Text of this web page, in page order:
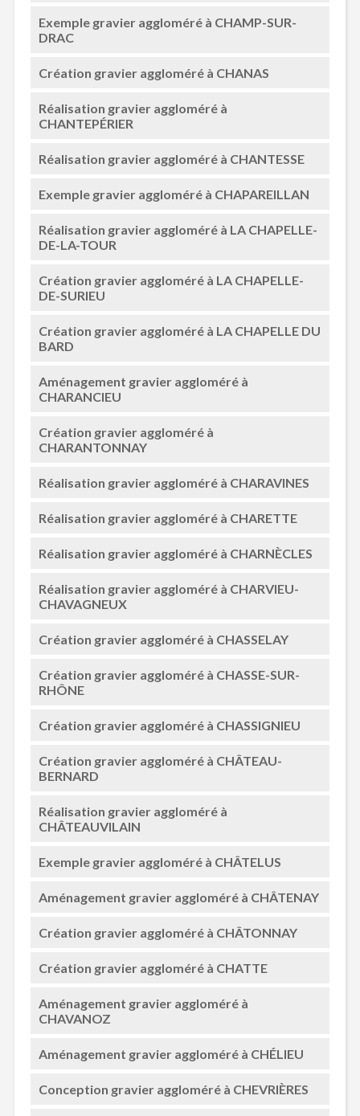
Exemple gravier aggloméré à CHAMP-SUR-
DRAC
Création gravier aggloméré à CHANAS
Réalisation gravier aggloméré à
CHANTEPÉRIER
Réalisation gravier aggloméré à CHANTESSE
Exemple gravier aggloméré à CHAPAREILLAN
Réalisation gravier aggloméré à LA CHAPELLE-
DE-LA-TOUR
Création gravier aggloméré à LA CHAPELLE-
DE-SURIEU
Création gravier aggloméré à LA CHAPELLE DU
BARD
Aménagement gravier aggloméré à
CHARANCIEU
Création gravier aggloméré à
CHARANTONNAY
Réalisation gravier aggloméré à CHARAVINES
Réalisation gravier aggloméré à CHARETTE
Réalisation gravier aggloméré à CHARNÈCLES
Réalisation gravier aggloméré à CHARVIEU-
CHAVAGNEUX
Création gravier aggloméré à CHASSELAY
Création gravier aggloméré à CHASSE-SUR-
RHÔNE
Création gravier aggloméré à CHASSIGNIEU
Création gravier aggloméré à CHÂTEAU-
BERNARD
Réalisation gravier aggloméré à
CHÂTEAUVILAIN
Exemple gravier aggloméré à CHÂTELUS
Aménagement gravier aggloméré à CHÂTENAY
Création gravier aggloméré à CHÂTONNAY
Création gravier aggloméré à CHATTE
Aménagement gravier aggloméré à
CHAVANOZ
Aménagement gravier aggloméré à CHÉLIEU
Conception gravier aggloméré à CHEVRIÈRES